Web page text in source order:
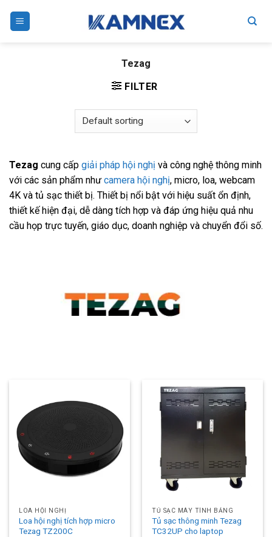
Tezag
FILTER
Tezag cung cấp giải pháp hội nghị và công nghệ thông minh
với các sản phẩm như camera hội nghị, micro, loa, webcam
4K và tủ sạc thiết bị. Thiết bị nổi bật với hiệu suất ổn định,
thiết kế hiện đại, dễ dàng tích hợp và đáp ứng hiệu quả nhu
cầu họp trực tuyến, giáo dục, doanh nghiệp và chuyển đổi số.
LOA HỘI NGHỊ
Loa hội nghị tích hợp micro
Tezag TZ200C
TỦ SẠC MÁY TÍNH BẢNG
Tủ sạc thông minh Tezag
TC32UP cho laptop